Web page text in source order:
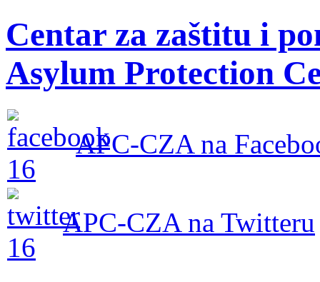
Centar za zaštitu i
Asylum Protection
APC-CZA na
APC-CZA na Twitteru